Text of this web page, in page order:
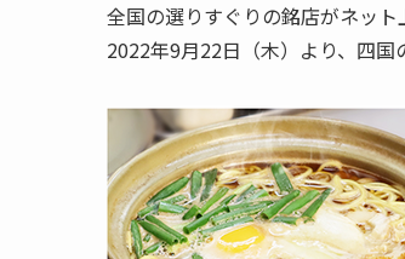
全国の選りすぐりの銘店がネッ
2022年9月22日（木）より、四国